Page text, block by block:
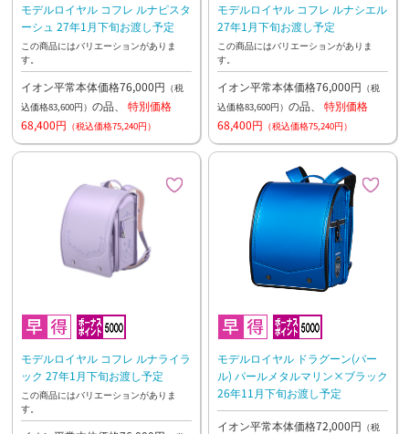
モデルロイヤル コフレ ルナピスタ
ーシュ 27年1月下旬お渡し予定
この商品にはバリエーションがありま
す。
イオン平常本体価格76,000円 （税
込価格83,600円） の品、 特別価格
68,400円 （税込価格75,240円）
モデルロイヤル コフレ ルナシエル
27年1月下旬お渡し予定
この商品にはバリエーションがありま
す。
イオン平常本体価格76,000円 （税
込価格83,600円） の品、 特別価格
68,400円 （税込価格75,240円）
モデルロイヤル コフレ ルナライラ
ック 27年1月下旬お渡し予定
この商品にはバリエーションがありま
す。
モデルロイヤル ドラグーン(パー
ル) パールメタルマリン×ブラック
26年11月下旬お渡し予定
イオン平常本体価格72,000円 （税